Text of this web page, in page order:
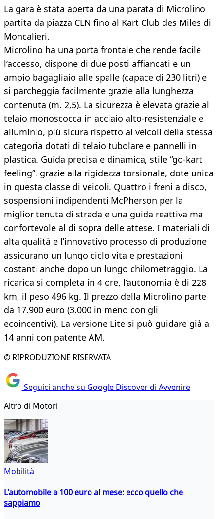
La gara è stata aperta da una parata di Microlino
partita da piazza CLN fino al Kart Club des Miles di
Moncalieri.
Microlino ha una porta frontale che rende facile
l’accesso, dispone di due posti affiancati e un
ampio bagagliaio alle spalle (capace di 230 litri) e
si parcheggia facilmente grazie alla lunghezza
contenuta (m. 2,5). La sicurezza è elevata grazie al
telaio monoscocca in acciaio alto-resistenziale e
alluminio, più sicura rispetto ai veicoli della stessa
categoria dotati di telaio tubolare e pannelli in
plastica. Guida precisa e dinamica, stile “go-kart
feeling”, grazie alla rigidezza torsionale, dote unica
in questa classe di veicoli. Quattro i freni a disco,
sospensioni indipendenti McPherson per la
miglior tenuta di strada e una guida reattiva ma
confortevole al di sopra delle attese. I materiali di
alta qualità e l’innovativo processo di produzione
assicurano un lungo ciclo vita e prestazioni
costanti anche dopo un lungo chilometraggio. La
ricarica si completa in 4 ore, l’autonomia è di 228
km, il peso 496 kg. Il prezzo della Microlino parte
da 17.900 euro (3.000 in meno con gli
ecoincentivi). La versione Lite si può guidare già a
14 anni con patente AM.
© RIPRODUZIONE RISERVATA
Seguici anche su Google Discover di Avvenire
Altro di Motori
Mobilità
L'automobile a 100 euro al mese: ecco quello che
sappiamo